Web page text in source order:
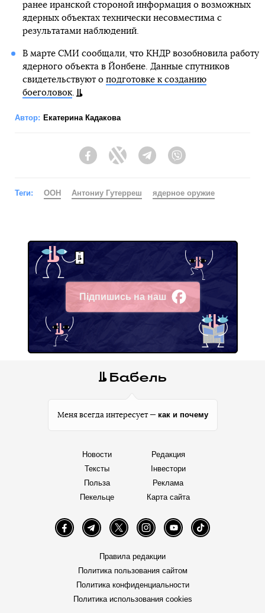
ранее иранской стороной информация о возможных
ядерных объектах технически несовместима с
результатами наблюдений.
В марте СМИ сообщали, что КНДР возобновила работу
ядерного объекта в Йонбене. Данные спутников
свидетельствуют о подготовке к созданию
боеголовок.
Автор: Екатерина Кадакова
FacebookTwitter Telegram
Теги: ООН Антониу Гутерреш ядерное оружие
Підпишись на наш
Facebook
Меня всегда интересует — как и почему
Новости
Тексты
Польза
Пекельце
Редакция
Інвестори
Реклама
Карта сайта
FacebookTelegramTwitter InstagramYouTube TikTok
Правила редакции
Политика пользования сайтом
Политика конфиденциальности
Политика использования cookies